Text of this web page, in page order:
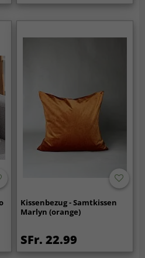
Kissenbezug - Samtkissen
Marlyn (orange)
SFr. 22.99